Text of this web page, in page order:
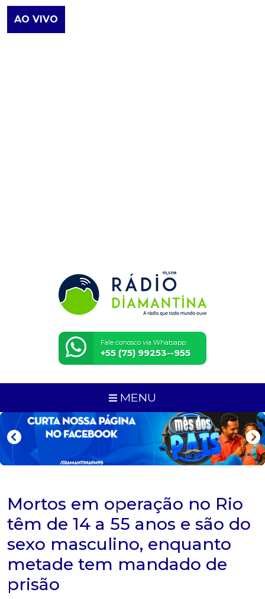
AO VIVO
Fale conosco via Whatsapp:
+55 (75) 99253--955
MENU
Mortos em operação no Rio
têm de 14 a 55 anos e são do
sexo masculino, enquanto
metade tem mandado de
prisão